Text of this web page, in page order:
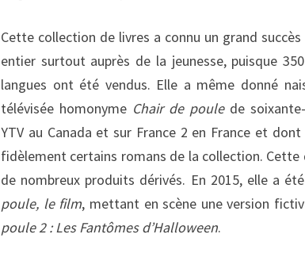
Cette collection de livres a connu un grand
entier surtout auprès de la jeunesse, puisque
langues ont été vendus. Elle a même donné
télévisée homonyme Chair de poulede
YTV au Canada et sur France 2 en France et
fidèlement certains romans de la collection.
de nombreux produits dérivés. En 2015, elle a
poule, le film, mettant en scène une version
poule 2 : Les Fantômes d’Halloween.